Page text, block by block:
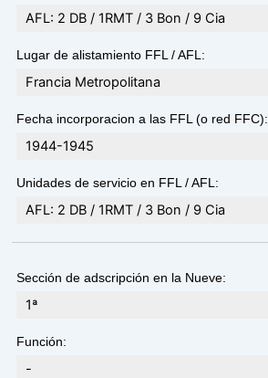
AFL: 2 DB / 1RMT / 3 Bon / 9 Cia
Lugar de alistamiento FFL / AFL:
Francia Metropolitana
Fecha incorporacion a las FFL (o red FFC):
1944-1945
Unidades de servicio en FFL / AFL:
AFL: 2 DB / 1RMT / 3 Bon / 9 Cia
Sección de adscripción en la Nueve:
1ª
Función:
-